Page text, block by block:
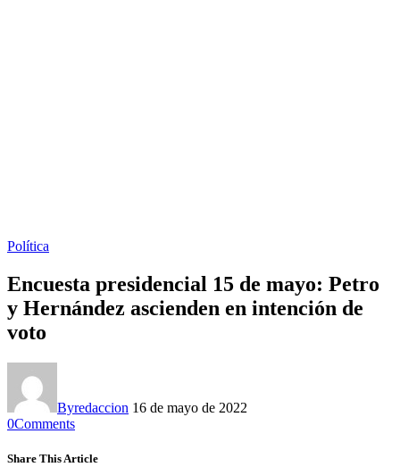
Política
Encuesta presidencial 15 de mayo: Petro
y Hernández ascienden en intención de
voto
Byredaccion 16 de mayo de 2022
0Comments
Share This Article